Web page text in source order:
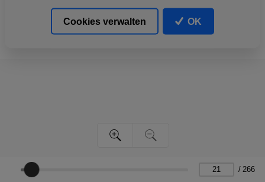
/ 266
Cookies verwalten OK